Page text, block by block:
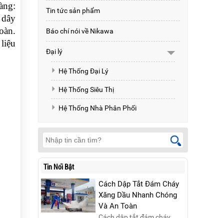
Tin tức sản phẩm
Báo chí nói về Nikawa
Đại lý
Hệ Thống Đại Lý
Hệ Thống Siêu Thị
Hệ Thống Nhà Phân Phối
Tin Nổi Bật
Cách Dập Tắt Đám Cháy
Xăng Dầu Nhanh Chóng
Và An Toàn